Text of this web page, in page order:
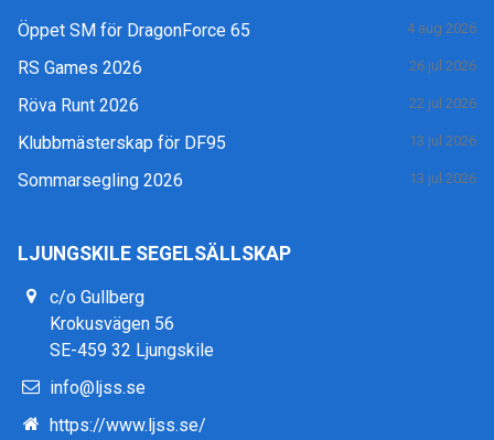
Öppet SM för DragonForce 65 4 aug 2026
RS Games 2026 26 jul 2026
Röva Runt 2026 22 jul 2026
Klubbmästerskap för DF95 13 jul 2026
Sommarsegling 2026 13 jul 2026
LJUNGSKILE SEGELSÄLLSKAP
c/o Gullberg
Krokusvägen 56
SE-459 32 Ljungskile
info@ljss.se
https://www.ljss.se/